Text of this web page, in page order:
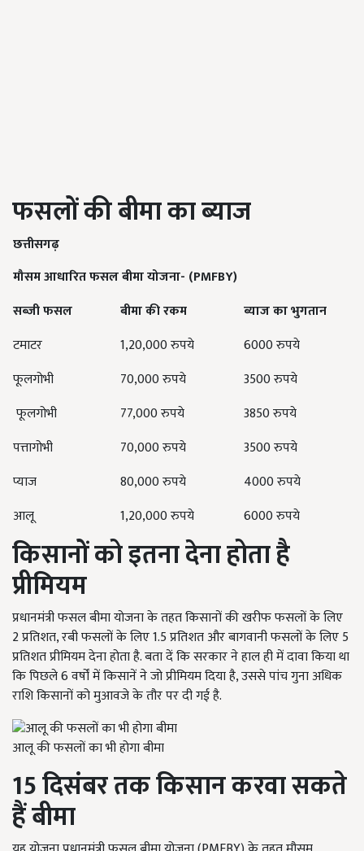
फसलों की बीमा का ब्याज
छत्तीसगढ़
मौसम आधारित फसल बीमा योजना- (PMFBY)
सब्जी फसल
बीमा की रकम
ब्याज का भुगतान
टमाटर
1,20,000रुपये 6000रुपये
फूलगोभी
70,000रुपये 3500रुपये
फूलगोभी
77,000रुपये 3850रुपये
पत्तागोभी
70,000रुपये 3500रुपये
प्याज
80,000रुपये 4000रुपये
आलू
1,20,000रुपये 6000रुपये
किसानों को इतना देना होता है
प्रीमियम
प्रधानमंत्री फसल बीमा योजना के तहत किसानों की खरीफ फसलों के लिए
2प्रतिशत,रबी फसलों के लिए1.5प्रतिशत और बागवानी फसलों के लिए5
प्रतिशत प्रीमियम देना होता है. बता दें कि सरकार ने हाल ही में दावा किया था
कि पिछले6वर्षों में किसानें ने जो प्रीमियम दिया है,उससे पांच गुना अधिक
राशि किसानों को मुआवजे के तौर पर दी गई है.
आलू की फसलों का भी होगा बीमा
15दिसंबर तक किसान करवा सकते
हैं बीमा